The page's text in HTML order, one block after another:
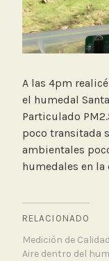
A las 4pm
el humedal
Particulado
poco transitada
ambientales
humedales en la
RELACIONADO
Medición de
Aire dentro del